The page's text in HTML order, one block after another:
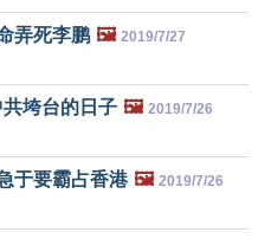
弄死李鹏 🖼️ 2019/7/27
垮台的日子 🖼️ 2019/7/26
于要霸占香港 🖼️ 2019/7/26